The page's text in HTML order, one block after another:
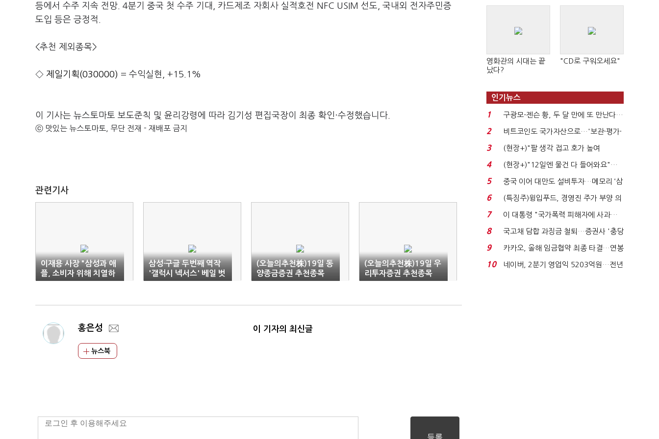
등에서 수주 지속 전망. 4분기 중국 첫 수주 기대, 카드제조 자회사 실적호전 NFC USIM 선도, 국내외 전자주민증
도입 등은 긍정적.
<추천 제외종목>
◇ 제일기획(030000) = 수익실현, +15.1%
이 기사는 뉴스토마토 보도준칙 및 윤리강령에 따라 김기성 편집국장이 최종 확인·수정했습니다.
ⓒ 맛있는 뉴스토마토, 무단 전재 - 재배포 금지
관련기사
이재용 사장 "삼성과 애
플, 소비자 위해 치열하
게 경쟁해야"
삼성·구글 두번째 역작
'갤럭시 넥서스' 베일 벗
다!
(오늘의추천株)19일 동
양종금증권 추천종목
(오늘의추천株)19일 우
리투자증권 추천종목
홍은성
뉴스북
이 기자의 최신글
영화관의 시대는 끝
났다?
"CD로 구워오세요"
인기뉴스
1
구광모-젠슨 황, 두 달 만에 또 만난다…
로봇·AI 등 논...
2
비트코인도 국가자산으로…'보관·평가·
처분' 기준은 ...
3
(현장+)"팔 생각 접고 호가 높여
요"…'덜 똘똘한 한 채' 20...
4
(현장+)"12일엔 물건 다 들어와요"…
빈 매대 채우며 문 연 ...
5
중국 이어 대만도 설비투자…메모리 ‘삼
국전쟁’
6
(특징주)윙입푸드, 경영진 주가 부양 의
지에 상한가...
7
이 대통령 "국가폭력 피해자에 사과…
적극적 조사로 진...
8
국고채 담합 과징금 철퇴…증권사 '충당
금 폭탄' 우려...
9
카카오, 올해 임금협약 최종 타결…연봉
6.3% 인상·격려...
10
네이버, 2분기 영업익 5203억원…전년